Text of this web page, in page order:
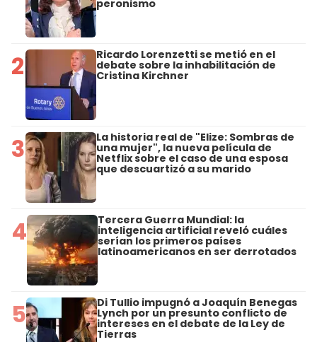
peronismo
2 Ricardo Lorenzetti se metió en el
debate sobre la inhabilitación de
Cristina Kirchner
3 La historia real de "Elize: Sombras de
una mujer", la nueva película de
Netflix sobre el caso de una esposa
que descuartizó a su marido
4 Tercera Guerra Mundial: la
inteligencia artificial reveló cuáles
serían los primeros países
latinoamericanos en ser derrotados
5 Di Tullio impugnó a Joaquín Benegas
Lynch por un presunto conflicto de
intereses en el debate de la Ley de
Tierras